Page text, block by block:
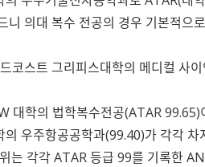
니 의대 복수 전공의 경우 기본적으
코스트 그리피스대학의 메디컬 사
대학의 법학복수전공(ATAR
의 우주항공공학과(99.40)가 각각 차
는 각각 ATAR 등급 99를 기록한